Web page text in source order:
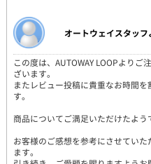
オートウェイスタッフ
この度は、AUTOWAY LOOPより
ざいます。
またレビュー投稿に貴重なお時間
す。
商品についてご満足いただけたよう
お客様のご感想を参考にさせてい
ます。